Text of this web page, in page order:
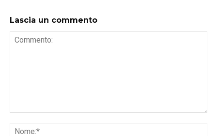
Lascia un commento